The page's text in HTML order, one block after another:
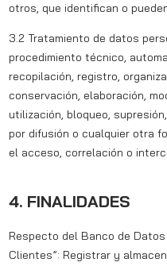
otros, que identifican o
3.2 Tratamiento de datos
procedimiento técnico,
recopilación, registro,
conservación, elaboración,
utilización, bloqueo,
por difusión o cualquier otra
el acceso, correlación o
4. FINALIDADES
Respecto del Banco de
Clientes”: Registrar y